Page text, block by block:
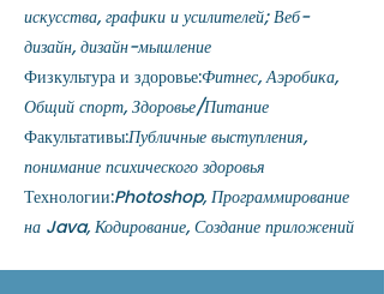
искусства, графики и усилителей; Веб-
дизайн, дизайн-мышление
Физкультура и здоровье:Фитнес, Аэробика,
Общий спорт, Здоровье/Питание
Факультативы:Публичные выступления,
понимание психического здоровья
Технологии:Photoshop, Программирование
на Java, Кодирование, Создание приложений